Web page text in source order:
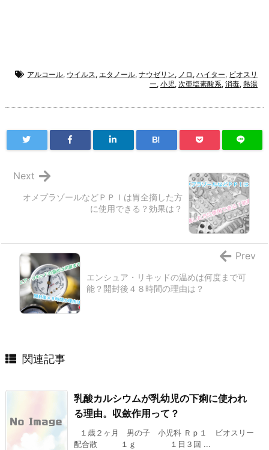
アルコール, ウイルス, エタノール, ナウゼリン, ノロ , ハイター, ビオスリ
ー, 小児, 次亜塩素酸系, 消毒, 熱湯
B!
オメプラゾールなどＰＰＩは胃全摘した方
に使用できる？効果は？
Next
エンシュア・リキッドの温めは何度まで可
能？開封後４８時間の理由は？
Prev
関連記事
乳酸カルシウムが乳幼児の下痢に使われ
る理由。収斂作用って？
１歳２ヶ月 男の子 小児科 Ｒｐ１ ビオスリー
配合散 １ｇ １日３回 ...